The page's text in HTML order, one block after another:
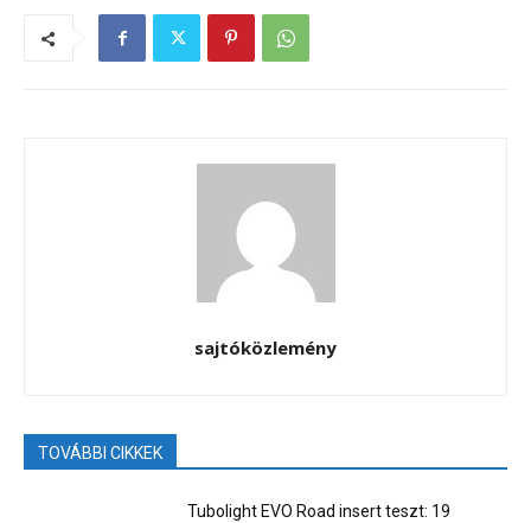
sajtóközlemény
TOVÁBBI CIKKEK
Tubolight EVO Road insert teszt: 19